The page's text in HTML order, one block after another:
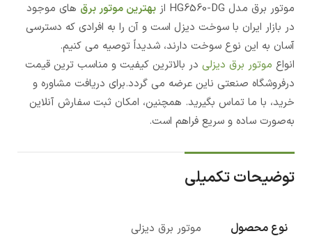
موتور برق مدل HG6560-DG از بهترین موتور برق های موجود
در بازار ایران با سوخت دیزل است و آن را به افرادی که دسترسی
آسان به این نوع سوخت دارند، شدیداً توصیه می کنیم.
انواع موتور برق دیزلی در بالاترین کیفیت و مناسب ترین قیمت
درفروشگاه صنعتی ناین عرضه می گردد.برای دریافت مشاوره و
خرید، با ما تماس بگیرید. همچنین، امکان ثبت سفارش آنلاین
به‌صورت ساده و سریع فراهم است.
توضیحات تکمیلی
نوع محصول موتور برق دیزلی